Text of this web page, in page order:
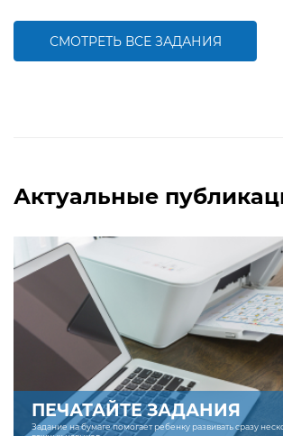
СМОТРЕТЬ ВСЕ ЗАДАНИЯ
Актуальные
ПЕЧАТАЙТЕ ЗАДАНИЯ
Задание на бумаге помогает ребенку развивать сразу